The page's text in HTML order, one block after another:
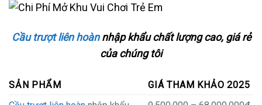
Cầu trượt liên hoànnhập khẩu chất lượng cao, giá rẻ
của chúng tôi
SẢN PHẨM
GIÁ THAM KHẢO 2025